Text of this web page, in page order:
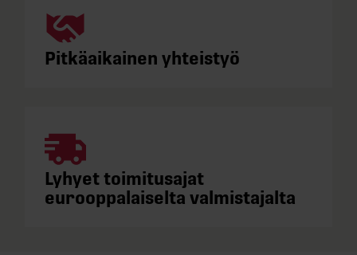
Pitkäaikainen yhteistyö
Lyhyet toimitusajat
eurooppalaiselta valmistajalta